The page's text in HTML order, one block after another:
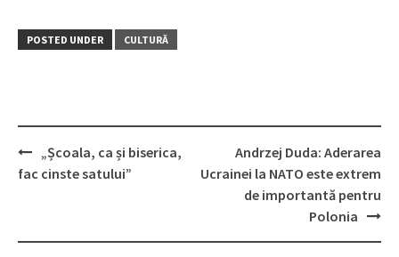
POSTED UNDER CULTURĂ
Post
„Școala, ca și biserica,
fac cinste satului”
Andrzej Duda: Aderarea
Ucrainei la NATO este extrem
de importantă pentru
Polonia